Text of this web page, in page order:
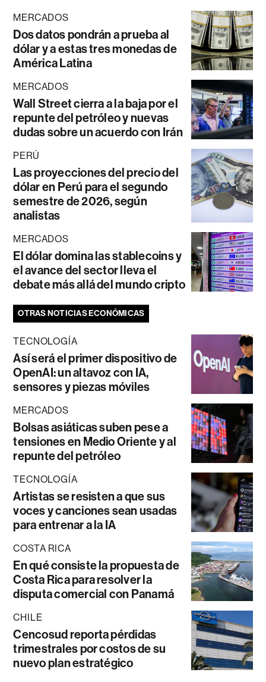
MERCADOS
Dos datos pondrán a prueba al
dólar y a estas tres monedas de
América Latina
MERCADOS
Wall Street cierra a la baja por el
repunte del petróleo y nuevas
dudas sobre un acuerdo con Irán
PERÚ
Las proyecciones del precio del
dólar en Perú para el segundo
semestre de 2026, según
analistas
MERCADOS
El dólar domina las stablecoins y
el avance del sector lleva el
debate más allá del mundo cripto
OTRAS NOTICIAS ECONÓMICAS
TECNOLOGÍA
Así será el primer dispositivo de
OpenAI: un altavoz con IA,
sensores y piezas móviles
MERCADOS
Bolsas asiáticas suben pese a
tensiones en Medio Oriente y al
repunte del petróleo
TECNOLOGÍA
Artistas se resisten a que sus
voces y canciones sean usadas
para entrenar a la IA
COSTA RICA
En qué consiste la propuesta de
Costa Rica para resolver la
disputa comercial con Panamá
CHILE
Cencosud reporta pérdidas
trimestrales por costos de su
nuevo plan estratégico